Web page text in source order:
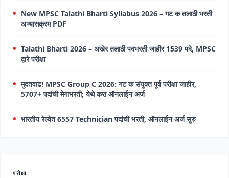
New MPSC Talathi Bharti Syllabus 2026 – गट क तलाठी भरती
अभ्यासक्रम PDF
Talathi Bharti 2026 – अखेर तलाठी पदभरती जाहीर 1539 पदे, MPSC
द्वारे परीक्षा
मुदतवाढ! MPSC Group C 2026: गट क संयुक्त पूर्व परीक्षा जाहीर,
5707+ पदांची मेगाभरती; येथे करा ऑनलाईन अर्ज
भारतीय रेल्वेत 6557 Technician पदांची भरती, ऑनलाईन अर्ज सुरु
परीक्षा